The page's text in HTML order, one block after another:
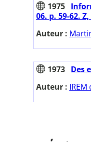
1975
06. p. 59-62.
Auteur :
1973 Des
Auteur :